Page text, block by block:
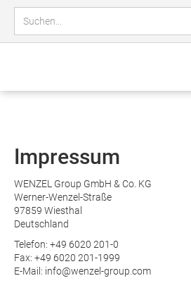
Impressum
WENZEL Group GmbH & Co. KG
Werner-Wenzel-Straße
97859 Wiesthal
Deutschland
Telefon: +49 6020 201-0
Fax: +49 6020 201-1999
E-Mail: info@wenzel-group.com